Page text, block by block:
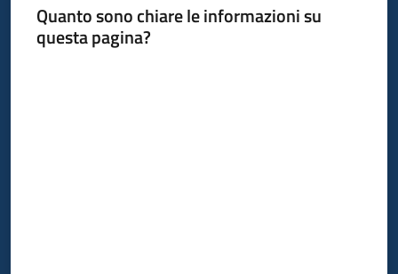
Quanto sono chiare le informazioni su
questa pagina?